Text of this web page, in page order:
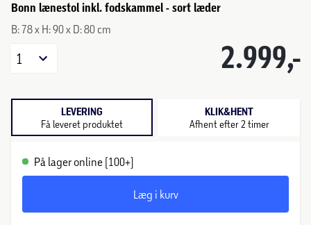
Bonn lænestol inkl. fodskammel - sort læder
B: 78 x H: 90 x D: 80 cm
2.999,-
1
LEVERING
Få leveret produktet
KLIK&HENT
Afhent efter 2 timer
På lager online (100+)
Læg i kurv